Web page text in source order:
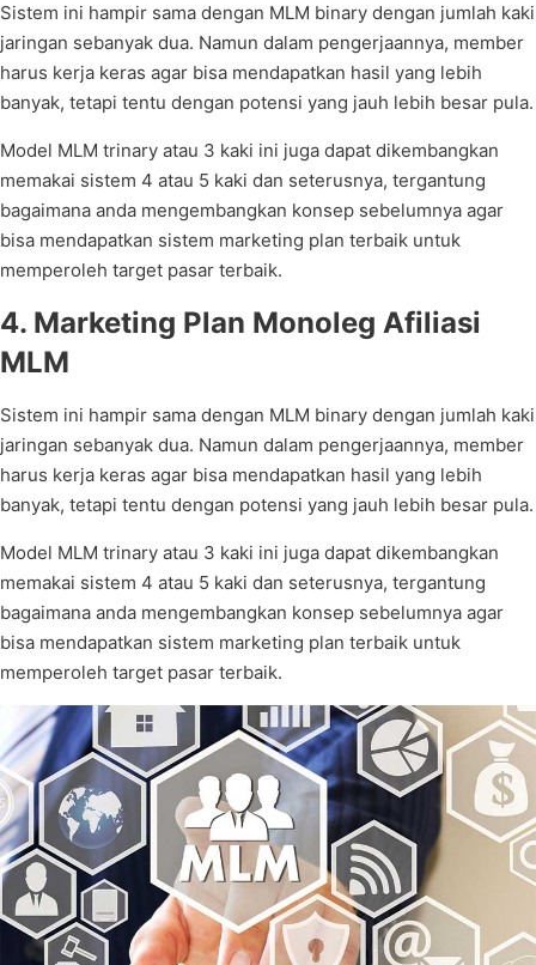
Sistem ini hampir sama dengan MLM binary dengan jumlah kaki
jaringan sebanyak dua. Namun dalam pengerjaannya, member
harus kerja keras agar bisa mendapatkan hasil yang lebih
banyak, tetapi tentu dengan potensi yang jauh lebih besar pula.
Model MLM trinary atau 3 kaki ini juga dapat dikembangkan
memakai sistem 4 atau 5 kaki dan seterusnya, tergantung
bagaimana anda mengembangkan konsep sebelumnya agar
bisa mendapatkan sistem marketing plan terbaik untuk
memperoleh target pasar terbaik.
4. Marketing Plan Monoleg Afiliasi
MLM
Sistem ini hampir sama dengan MLM binary dengan jumlah kaki
jaringan sebanyak dua. Namun dalam pengerjaannya, member
harus kerja keras agar bisa mendapatkan hasil yang lebih
banyak, tetapi tentu dengan potensi yang jauh lebih besar pula.
Model MLM trinary atau 3 kaki ini juga dapat dikembangkan
memakai sistem 4 atau 5 kaki dan seterusnya, tergantung
bagaimana anda mengembangkan konsep sebelumnya agar
bisa mendapatkan sistem marketing plan terbaik untuk
memperoleh target pasar terbaik.